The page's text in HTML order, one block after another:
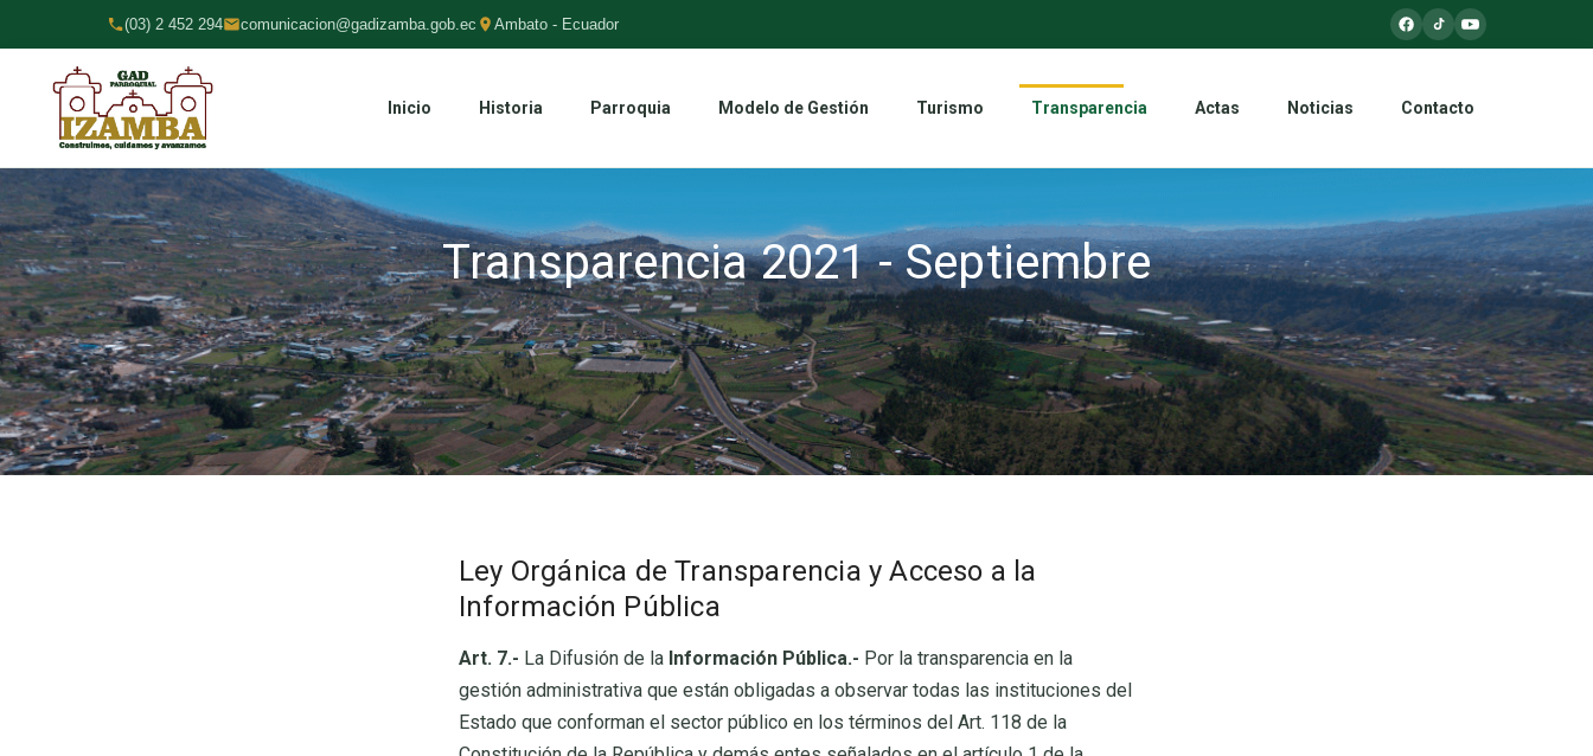
(03) 2 452 294 comunicacion@gadizamba.gob.ec Ambato - Ecuador
Inicio Historia Parroquia Modelo de Gestión Turismo Transparencia Actas Noticias Contacto
Transparencia 2021 - Septiembre
Ley Orgánica de Transparencia y Acceso a la
Información Pública
Art. 7.- La Difusión de la Información Pública.- Por la transparencia en la
gestión administrativa que están obligadas a observar todas las instituciones del
Estado que conforman el sector público en los términos del Art. 118 de la